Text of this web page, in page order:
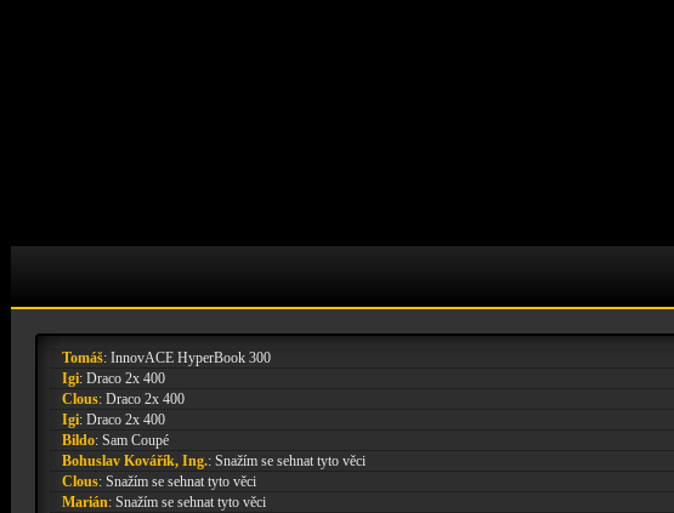
Tomáš: InnovACE HyperBook 300
Igi: Draco 2x 400
Clous: Draco 2x 400
Igi: Draco 2x 400
Bildo: Sam Coupé
Bohuslav Kovářík, Ing.: Snažím se sehnat tyto věci
Clous: Snažím se sehnat tyto věci
Marián: Snažím se sehnat tyto věci